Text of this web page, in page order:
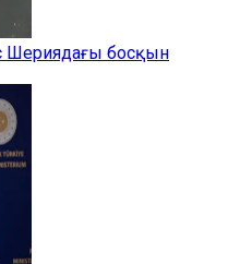
Шериядағы босқын